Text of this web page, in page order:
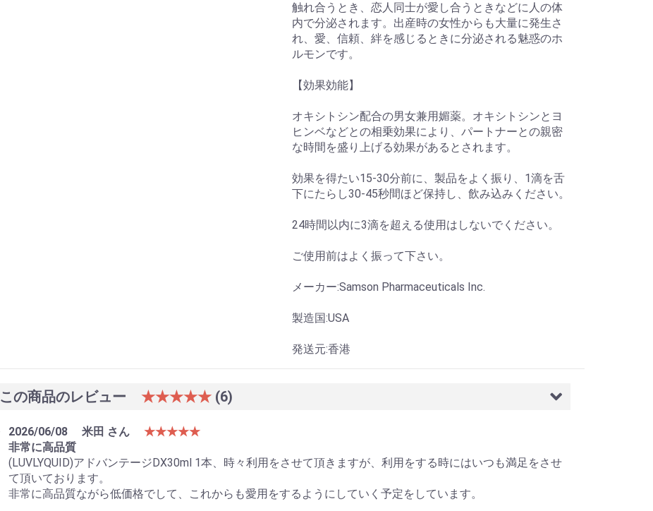
触れ合うとき、恋人同士が愛し合うときなどに人の体
内で分泌されます。出産時の女性からも大量に発生さ
れ、愛、信頼、絆を感じるときに分泌される魅惑のホ
ルモンです。
【効果効能】
オキシトシン配合の男女兼用媚薬。オキシトシンとヨ
ヒンベなどとの相乗効果により、パートナーとの親密
な時間を盛り上げる効果があるとされます。
効果を得たい15-30分前に、製品をよく振り、1滴を舌
下にたらし30-45秒間ほど保持し、飲み込みください。
24時間以内に3滴を超える使用はしないでください。
ご使用前はよく振って下さい。
メーカー:Samson Pharmaceuticals Inc.
製造国:USA
発送元:香港
この商品のレビュー ★★★★★ (6)
2026/06/08 米田 さん
★★★★★
非常に高品質
(LUVLYQUID)アドバンテージDX30ml 1本、時々利用をさせて頂きますが、利用をする時にはいつも満足をさせ
て頂いております。
非常に高品質ながら低価格でして、これからも愛用をするようにしていく予定をしています。